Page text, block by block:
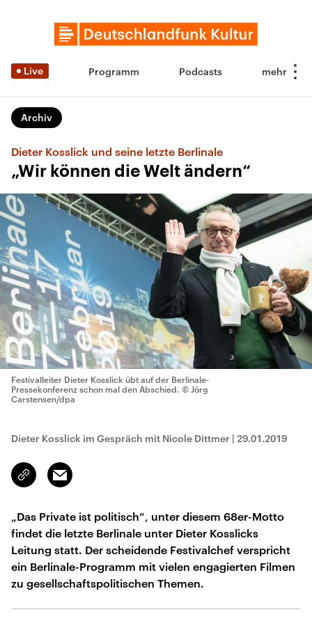
Live Programm Podcasts
Archiv
Dieter Kosslick und seine letzte Berlinale
„Wir können die Welt ändern“
Festivalleiter Dieter Kosslick übt auf der Berlinale-
Pressekonferenz schon mal den Abschied. © Jörg
Carstensen/dpa
Dieter Kosslick im Gespräch mit Nicole Dittmer | 29.01.2019
Link
kopieren/teilen
Email
„Das Private ist politisch“, unter diesem 68er-Motto
findet die letzte Berlinale unter Dieter Kosslicks
Leitung statt. Der scheidende Festivalchef verspricht
ein Berlinale-Programm mit vielen engagierten Filmen
zu gesellschaftspolitischen Themen.